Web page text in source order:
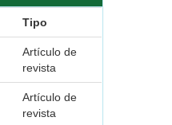
Tipo
Artículo de
revista
Artículo de
revista